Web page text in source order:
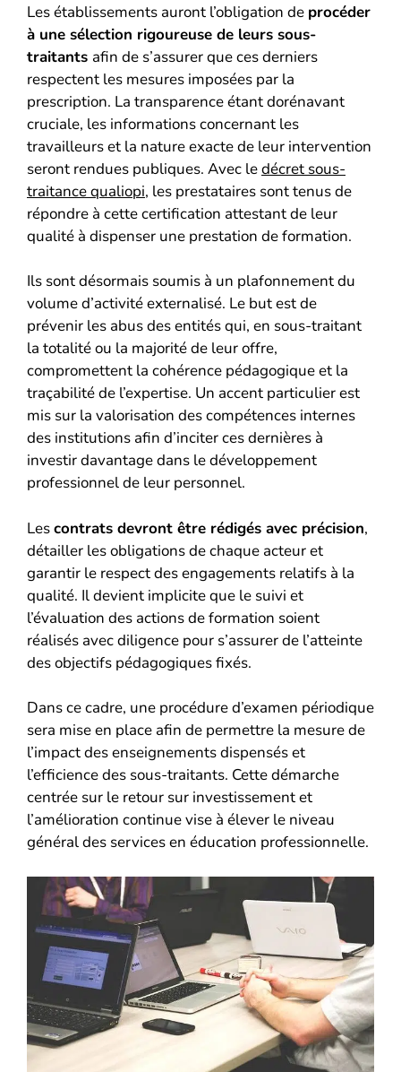
Les établissements auront l’obligation de procéder
à une sélection rigoureuse de leurs sous-
traitants afin de s’assurer que ces derniers
respectent les mesures imposées par la
prescription. La transparence étant dorénavant
cruciale, les informations concernant les
travailleurs et la nature exacte de leur intervention
seront rendues publiques. Avec ledécret sous-
traitance qualiopi, les prestataires sont tenus de
répondre à cette certification attestant de leur
qualité à dispenser une prestation de formation.
Ils sont désormais soumis à un plafonnement du
volume d’activité externalisé. Le but est de
prévenir les abus des entités qui, en sous-traitant
la totalité ou la majorité de leur offre,
compromettent la cohérence pédagogique et la
traçabilité de l’expertise. Un accent particulier est
mis sur la valorisation des compétences internes
des institutions afin d’inciter ces dernières à
investir davantage dans le développement
professionnel de leur personnel.
Lescontrats devront être rédigés avec précision,
détailler les obligations de chaque acteur et
garantir le respect des engagements relatifs à la
qualité. Il devient implicite que le suivi et
l’évaluation des actions de formation soient
réalisés avec diligence pour s’assurer de l’atteinte
des objectifs pédagogiques fixés.
Dans ce cadre, une procédure d’examen périodique
sera mise en place afin de permettre la mesure de
l’impact des enseignements dispensés et
l’efficience des sous-traitants. Cette démarche
centrée sur le retour sur investissement et
l’amélioration continue vise à élever le niveau
général des services en éducation professionnelle.